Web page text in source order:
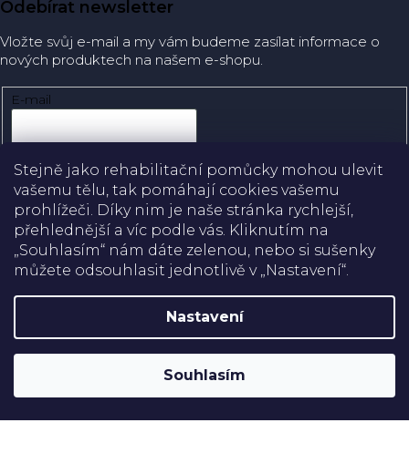
Stejně jako rehabilitační pomůcky mohou ulevit
vašemu tělu, tak pomáhají cookies vašemu
prohlížeči. Díky nim je naše stránka rychlejší,
přehlednější a víc podle vás. Kliknutím na
„Souhlasím“ nám dáte zelenou, nebo si sušenky
můžete odsouhlasit jednotlivě v „Nastavení“.
Nastavení
Souhlasím
Doprava
Platba
Odebírat newsletter
Vložte svůj e-mail a my vám budeme zasílat informace o
nových produktech na našem e-shopu.
E-mail
Přihlásit se
Rehabilitační pomůcky
Upravit nastavení cookies